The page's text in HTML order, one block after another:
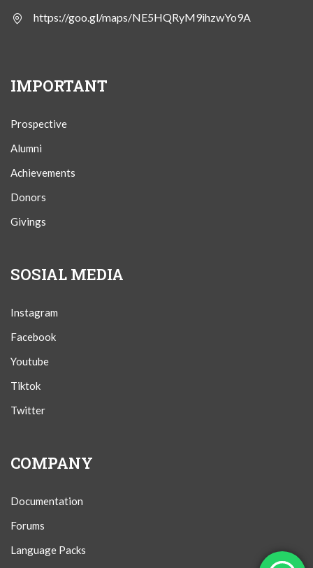
https://goo.gl/maps/NE5HQRyM9ihzwYo9A
IMPORTANT
Prospective
Alumni
Achievements
Donors
Givings
SOSIAL MEDIA
Instagram
Facebook
Youtube
Tiktok
Twitter
COMPANY
Documentation
Forums
Language Packs